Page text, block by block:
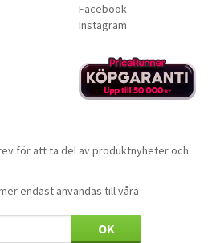
Facebook
Instagram
för att ta del av produktnyheter och
endast användas till våra
OK